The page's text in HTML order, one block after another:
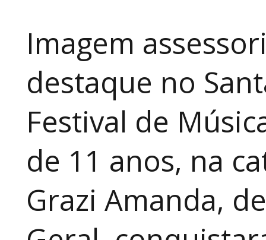
Imagem
destaque no
Festival de
de 11 anos, na
Grazi Amanda,